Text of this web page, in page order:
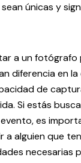
únicas y
a un fotógrafo
diferencia en
de
Si estás
es
a alguien que
necesarias